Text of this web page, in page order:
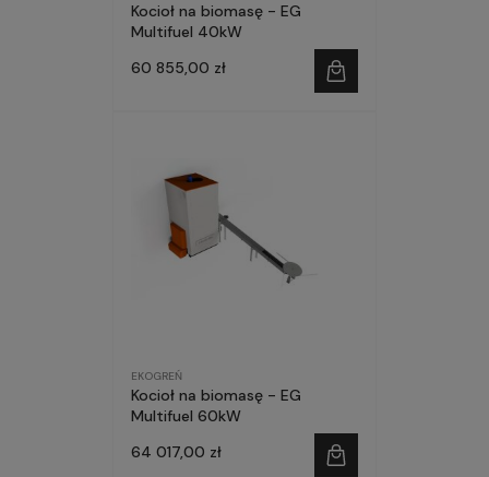
Kocioł na biomasę - EG
Multifuel 40kW
60 855,00 zł
EKOGREŃ
Kocioł na biomasę - EG
Multifuel 60kW
64 017,00 zł